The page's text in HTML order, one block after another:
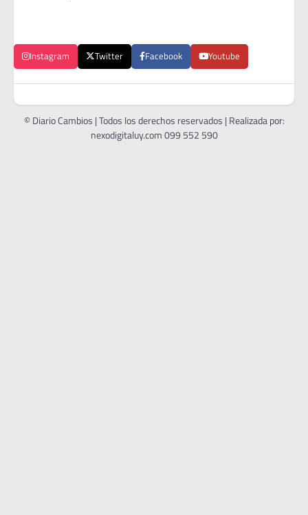
Instagram Twitter Facebook Youtube